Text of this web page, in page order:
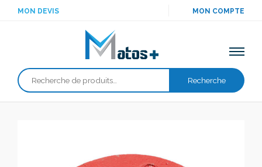
MON DEVIS MON COMPTE
Recherche
Recherche